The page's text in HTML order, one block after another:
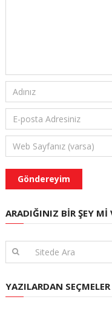
ARADIĞINIZ BIR ŞEY MI
YAZILARDAN SEÇMELER